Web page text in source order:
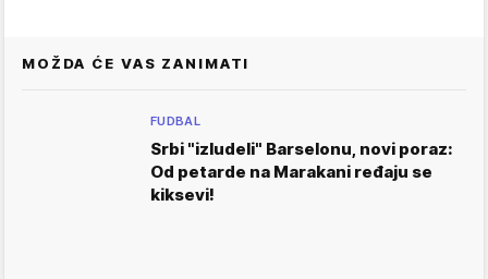
MOŽDA ĆE VAS ZANIMATI
FUDBAL
Srbi "izludeli" Barselonu, novi poraz:
Od petarde na Marakani ređaju se
kiksevi!